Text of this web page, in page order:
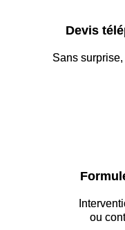
Devis
Sans surprise,
ou